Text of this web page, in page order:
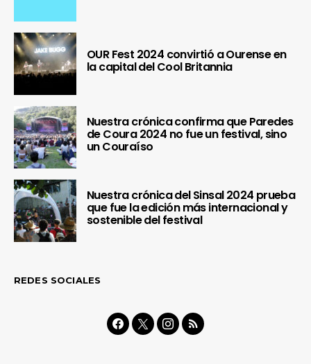
OUR Fest 2024 convirtió a Ourense en
la capital del Cool Britannia
Nuestra crónica confirma que Paredes
de Coura 2024 no fue un festival, sino
un Couraíso
Nuestra crónica del Sinsal 2024 prueba
que fue la edición más internacional y
sostenible del festival
REDES SOCIALES